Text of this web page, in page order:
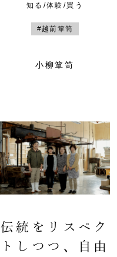
知る/体験/買う
#越前箪笥
小柳箪笥
伝統をリスペク
トしつつ、自由